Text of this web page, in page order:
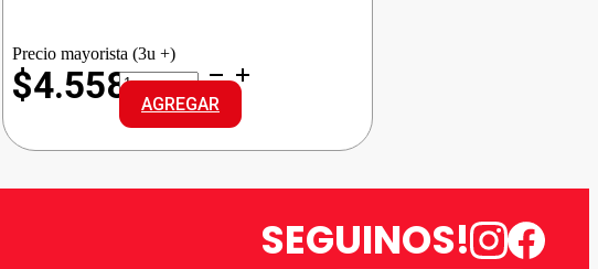
Precio mayorista (3u +)
$4.558F.ALVEAR
CHAMP.
DULCE
cantidad
AGREGAR
SEGUINOS!